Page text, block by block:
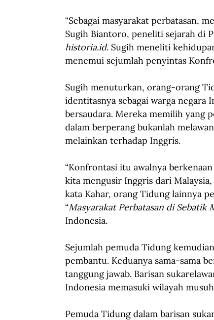
“Sebagai masyarakat perbatasan,
Sugih Biantoro, peneliti sejarah di
historia.id. Sugih meneliti
menemui sejumlah penyintas
Sugih menuturkan, orang-orang
identitasnya sebagai warga negara
bersaudara. Mereka memilih yang
dalam berperang bukanlah
melainkan terhadap Inggris.
“Konfrontasi itu awalnya
kita mengusir Inggris dari
kata Kahar, orang Tidung lainnya
“Masyarakat Perbatasan di Sebatik
Indonesia.
Sejumlah pemuda Tidung
pembantu. Keduanya sama-sama
tanggung jawab. Barisan
Indonesia memasuki wilayah
Pemuda Tidung dalam barisan